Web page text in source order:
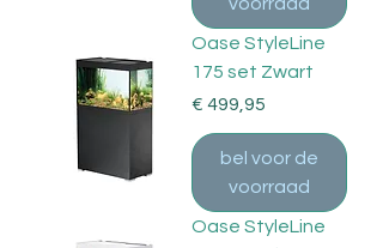
Oase StyleLine
175 set Zwart
Prijs
€ 499,95
bel voor de
voorraad
Oase StyleLine